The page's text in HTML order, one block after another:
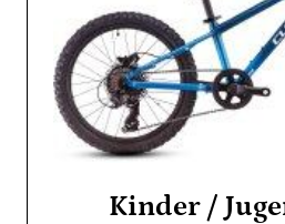
Kinder /